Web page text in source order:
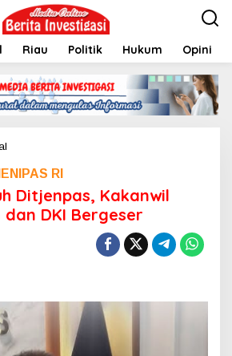
Riau Politik Hukum Opini
t
a
s
i
u
h
D
i
RI
Ditjenpas, Kakanwil
DKI Bergeser